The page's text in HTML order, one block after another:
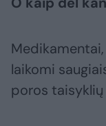
laikomi
poros